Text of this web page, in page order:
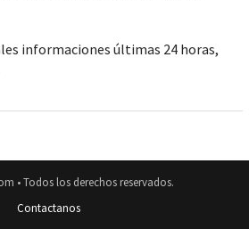
informaciones últimas 24 horas,
• Todos los derechos reservados.
Contactanos